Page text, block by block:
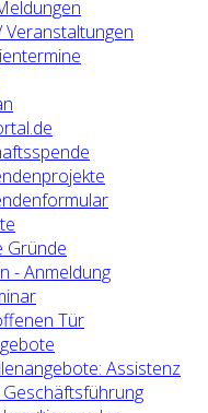
Veranstaltungen
Gründe
- Anmeldung
Tür
Assistenz